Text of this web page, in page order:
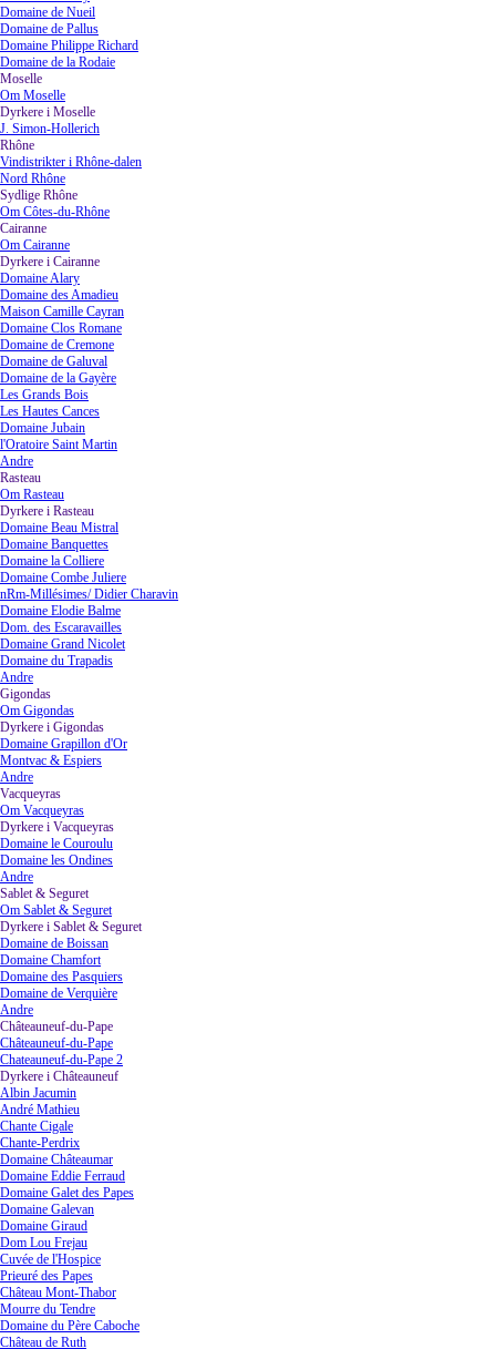
Domaine de Nueil
Domaine de Pallus
Domaine Philippe Richard
Domaine de la Rodaie
Moselle
Om Moselle
Dyrkere i Moselle
J. Simon-Hollerich
Rhône
Vindistrikter i Rhône-dalen
Nord Rhône
Sydlige Rhône
Om Côtes-du-Rhône
Cairanne
Om Cairanne
Dyrkere i Cairanne
Domaine Alary
Domaine des Amadieu
Maison Camille Cayran
Domaine Clos Romane
Domaine de Cremone
Domaine de Galuval
Domaine de la Gayère
Les Grands Bois
Les Hautes Cances
Domaine Jubain
l'Oratoire Saint Martin
Andre
Rasteau
Om Rasteau
Dyrkere i Rasteau
Domaine Beau Mistral
Domaine Banquettes
Domaine la Colliere
Domaine Combe Juliere
nRm-Millésimes/ Didier Charavin
Domaine Elodie Balme
Dom. des Escaravailles
Domaine Grand Nicolet
Domaine du Trapadis
Andre
Gigondas
Om Gigondas
Dyrkere i Gigondas
Domaine Grapillon d'Or
Montvac & Espiers
Andre
Vacqueyras
Om Vacqueyras
Dyrkere i Vacqueyras
Domaine le Couroulu
Domaine les Ondines
Andre
Sablet & Seguret▼
Om Sablet & Seguret
Dyrkere i Sablet & Seguret▼
Domaine de Boissan
Domaine Chamfort
Domaine des Pasquiers
Domaine de Verquière
Andre
Châteauneuf-du-Pape
Châteauneuf-du-Pape
Chateauneuf-du-Pape 2
Dyrkere i Châteauneuf
Albin Jacumin
André Mathieu
Chante Cigale
Chante-Perdrix
Domaine Châteaumar
Domaine Eddie Ferraud
Domaine Galet des Papes
Domaine Galevan
Domaine Giraud
Dom Lou Frejau
Cuvée de l'Hospice
Prieuré des Papes
Château Mont-Thabor
Mourre du Tendre
Domaine du Père Caboche
Château de Ruth